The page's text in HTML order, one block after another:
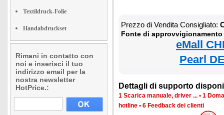
Textildruck-Folie
Handabdruckset
Rimani in contatto con
noi e inserisci il tuo
indirizzo email per la
nostra newsletter
HotPrice.:
Prezzo di Vendita Consigliato:
Fonte di approvvigionamento
eMall
Pearl
Dettagli di supporto
1 Scarica manuale, driver ... • 1
hotline • 6 Feedback dei clienti